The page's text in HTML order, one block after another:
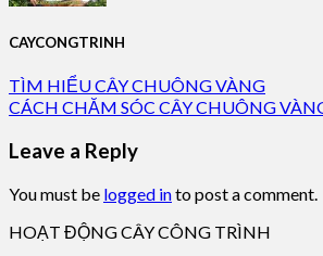
CAYCONGTRINH
TÌM HIỂU CÂY CHUÔNG VÀNG
CÁCH CHĂM SÓC CÂY CHUÔNG
Leave a Reply
You must be logged into post a comment.
HOẠT ĐỘNG CÂY CÔNG TRÌNH